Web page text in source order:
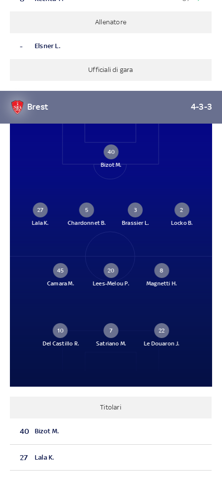
Allenatore
- Elsner L.
Ufficiali di gara
Brest 4-3-3
40
Bizot M.
27
Lala K.
5
Chardonnet B.
3
Brassier L.
2
Locko B.
45
Camara M.
20
Lees-Melou P.
8
Magnetti H.
10
Del Castillo R.
7
Satriano M.
22
Le Douaron J.
Titolari
40 Bizot M.
27 Lala K.